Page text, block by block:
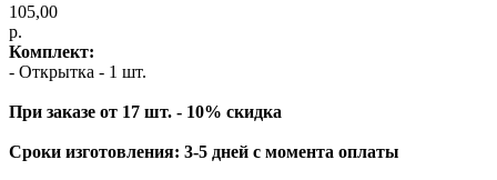
105,00
р.
Комплект:
- Открытка - 1 шт.
При заказе от 17 шт. - 10% скидка
Сроки изготовления: 3-5 дней с момента оплаты